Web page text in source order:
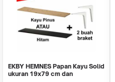
EKBY HEMNES Papan Kayu Solid
ukuran 19x79 cm dan